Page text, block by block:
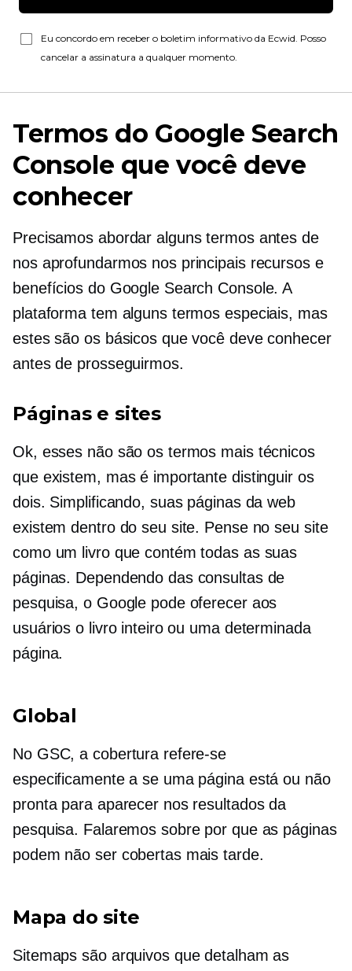
Eu concordo em receber o boletim informativo da Ecwid. Posso
cancelar a assinatura a qualquer momento.
Termos do Google Search
Console que você deve
conhecer
Precisamos abordar alguns termos antes de
nos aprofundarmos nos principais recursos e
benefícios do Google Search Console. A
plataforma tem alguns termos especiais, mas
estes são os básicos que você deve conhecer
antes de prosseguirmos.
Páginas e sites
Ok, esses não são os termos mais técnicos
que existem, mas é importante distinguir os
dois. Simplificando, suas páginas da web
existem dentro do seu site. Pense no seu site
como um livro que contém todas as suas
páginas. Dependendo das consultas de
pesquisa, o Google pode oferecer aos
usuários o livro inteiro ou uma determinada
página.
Global
No GSC, a cobertura refere-se
especificamente a se uma página está ou não
pronta para aparecer nos resultados da
pesquisa. Falaremos sobre por que as páginas
podem não ser cobertas mais tarde.
Mapa do site
Sitemaps são arquivos que detalham as